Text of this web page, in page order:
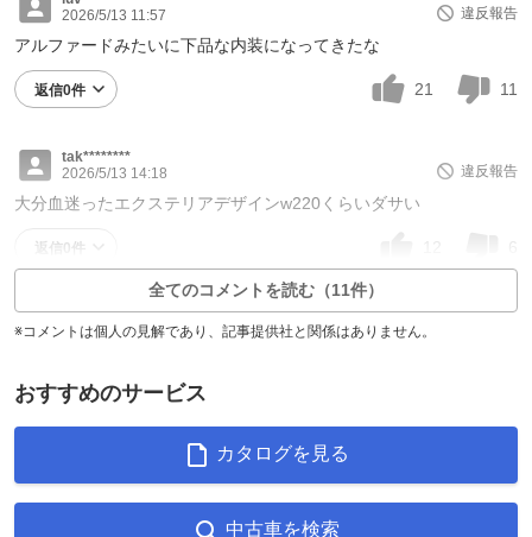
2026/5/13 11:57
違反報告
アルファードみたいに下品な内装になってきたな
返信0件 21 11
tak********
2026/5/13 14:18
違反報告
大分血迷ったエクステリアデザインw220くらいダサい
返信0件
全てのコメントを読む（11件）
※コメントは個人の見解であり、記事提供社と関係はありません。
おすすめのサービス
カタログを見る
中古車を検索